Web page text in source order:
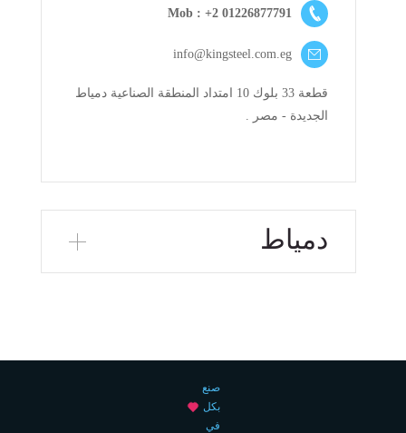
Mob : +2 01226877791
info@kingsteel.com.eg
قطعة 33 بلوك 10 امتداد المنطقة الصناعية دمياط
الجديدة - مصر .
دمياط
صنع
بكل
في